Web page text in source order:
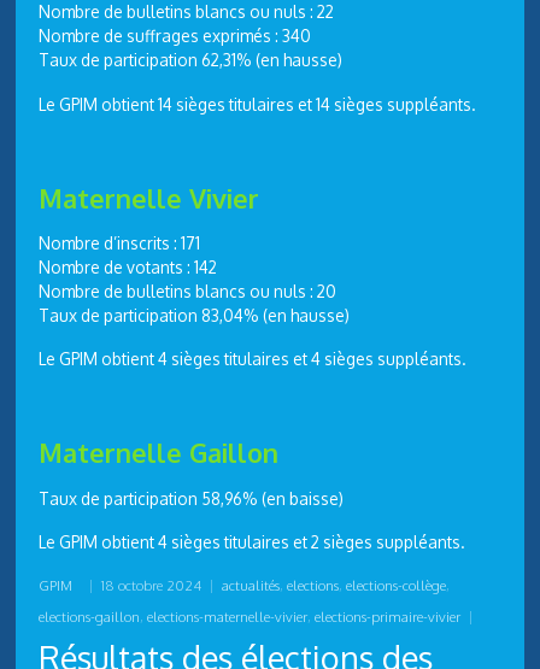
Nombre de bulletins blancs ou nuls : 22
Nombre de suffrages exprimés : 340
Taux de participation 62,31% (en hausse)
Le GPIM obtient 14 sièges titulaires et 14 sièges suppléants.
Maternelle Vivier
Nombre d’inscrits : 171
Nombre de votants : 142
Nombre de bulletins blancs ou nuls : 20
Taux de participation 83,04% (en hausse)
Le GPIM obtient 4 sièges titulaires et 4 sièges suppléants.
Maternelle Gaillon
Taux de participation 58,96% (en baisse)
Le GPIM obtient 4 sièges titulaires et 2 sièges suppléants.
GPIM | 18 octobre 2024 | actualités,elections,elections-collège,
elections-gaillon,elections-maternelle-vivier,elections-primaire-vivier |
Résultats des élections des